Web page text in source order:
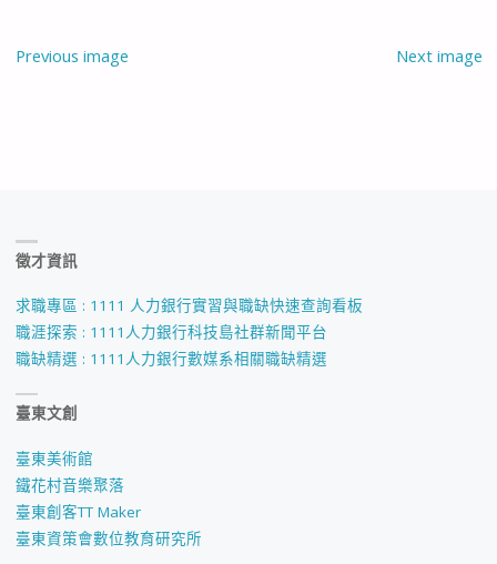
Previous image Next image
徵才資訊
求職專區 : 1111 人力銀行實習與職缺快速查詢看板
職涯探索 : 1111人力銀行科技島社群新聞平台
職缺精選 : 1111人力銀行數媒系相關職缺精選
臺東文創
臺東美術館
鐵花村音樂聚落
臺東創客TT Maker
臺東資策會數位教育研究所